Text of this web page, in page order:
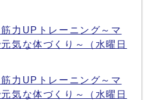
筋力UPトレーニング～マ
気な体づくり～（水曜日
筋力UPトレーニング～マ
気な体づくり～（水曜日